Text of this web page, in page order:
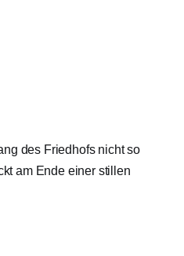
des Friedhofs nicht so
am Ende einer stillen